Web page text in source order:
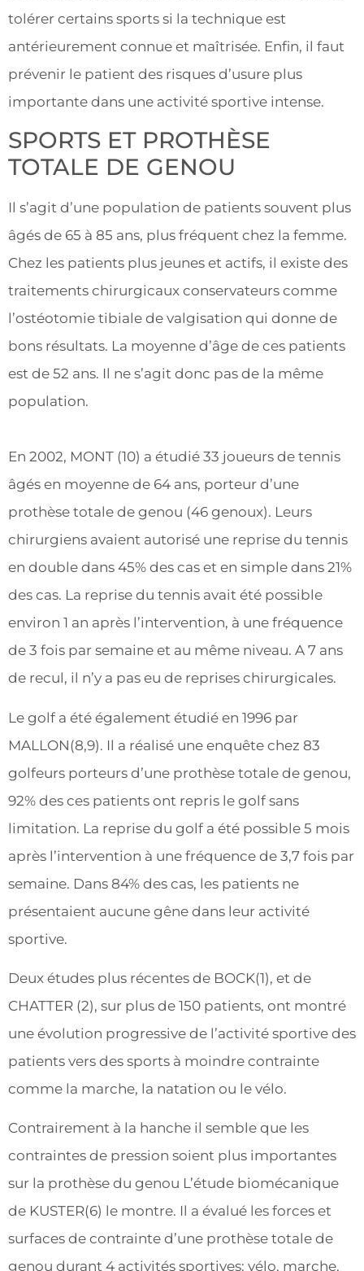
tolérer certains sports si la technique est
antérieurement connue et maîtrisée. Enfin, il faut
prévenir le patient des risques d’usure plus
importante dans une activité sportive intense.
SPORTS ET PROTHÈSE
TOTALE DE GENOU
Il s’agit d’une population de patients souvent plus
âgés de 65 à 85 ans, plus fréquent chez la femme.
Chez les patients plus jeunes et actifs, il existe des
traitements chirurgicaux conservateurs comme
l’ostéotomie tibiale de valgisation qui donne de
bons résultats. La moyenne d’âge de ces patients
est de 52 ans. Il ne s’agit donc pas de la même
population.
En 2002, MONT (10) a étudié 33 joueurs de tennis
âgés en moyenne de 64 ans, porteur d’une
prothèse totale de genou (46 genoux). Leurs
chirurgiens avaient autorisé une reprise du tennis
en double dans 45% des cas et en simple dans 21%
des cas. La reprise du tennis avait été possible
environ 1 an après l’intervention, à une fréquence
de 3 fois par semaine et au même niveau. A 7 ans
de recul, il n’y a pas eu de reprises chirurgicales.
Le golf a été également étudié en 1996 par
MALLON(8,9). Il a réalisé une enquête chez 83
golfeurs porteurs d’une prothèse totale de genou,
92% des ces patients ont repris le golf sans
limitation. La reprise du golf a été possible 5 mois
après l’intervention à une fréquence de 3,7 fois par
semaine. Dans 84% des cas, les patients ne
présentaient aucune gêne dans leur activité
sportive.
Deux études plus récentes de BOCK(1), et de
CHATTER (2), sur plus de 150 patients, ont montré
une évolution progressive de l’activité sportive des
patients vers des sports à moindre contrainte
comme la marche, la natation ou le vélo.
Contrairement à la hanche il semble que les
contraintes de pression soient plus importantes
sur la prothèse du genou L’étude biomécanique
de KUSTER(6) le montre. Il a évalué les forces et
surfaces de contrainte d’une prothèse totale de
genou durant 4 activités sportives: vélo, marche,